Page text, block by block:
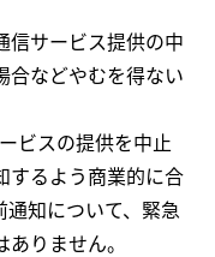
信サービス提供の中
合などやむを得ない
ビスの提供を中止
するよう商業的に合
通知について、緊急
りません。